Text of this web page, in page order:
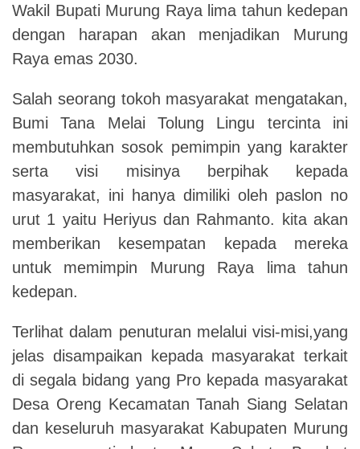
Wakil Bupati Murung Raya lima tahun kedepan
dengan harapan akan menjadikan Murung
Raya emas 2030.
Salah seorang tokoh masyarakat mengatakan,
Bumi Tana Melai Tolung Lingu tercinta ini
membutuhkan sosok pemimpin yang karakter
serta visi misinya berpihak kepada
masyarakat, ini hanya dimiliki oleh paslon no
urut 1 yaitu Heriyus dan Rahmanto. kita akan
memberikan kesempatan kepada mereka
untuk memimpin Murung Raya lima tahun
kedepan.
Terlihat dalam penuturan melalui visi-misi,yang
jelas disampaikan kepada masyarakat terkait
di segala bidang yang Pro kepada masyarakat
Desa Oreng Kecamatan Tanah Siang Selatan
dan keseluruh masyarakat Kabupaten Murung